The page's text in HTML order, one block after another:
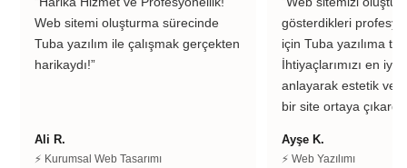
Web sitemi oluşturma sürecinde
Tuba yazılım ile çalışmak gerçekten
harikaydı!”
Ali R.
⚡ Kurumsal Web Tasarımı
gösterdikleri
için Tuba yazılıma
İhtiyaçlarımızı en iyi
anlayarak estetik ve
bir site ortaya
Ayşe K.
⚡ Web Yazılımı